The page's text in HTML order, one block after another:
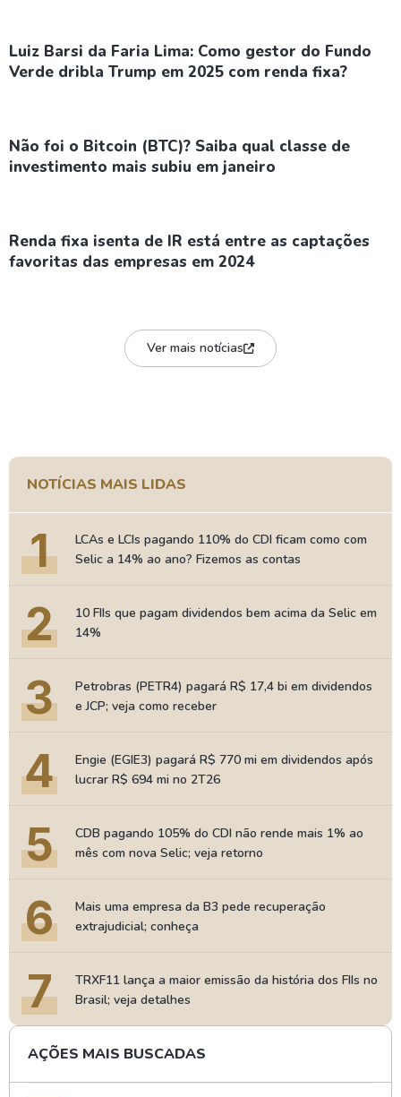
Luiz Barsi da Faria Lima: Como gestor do Fundo
Verde dribla Trump em 2025 com renda fixa?
Não foi o Bitcoin (BTC)? Saiba qual classe de
investimento mais subiu em janeiro
Renda fixa isenta de IR está entre as captações
favoritas das empresas em 2024
Ver mais notícias
NOTÍCIAS MAIS LIDAS
1
LCAs e LCIs pagando 110% do CDI ficam como com
Selic a 14% ao ano? Fizemos as contas
2
10 FIIs que pagam dividendos bem acima da Selic em
14%
3
Petrobras (PETR4) pagará R$ 17,4 bi em dividendos
e JCP; veja como receber
4
Engie (EGIE3) pagará R$ 770 mi em dividendos após
lucrar R$ 694 mi no 2T26
5
CDB pagando 105% do CDI não rende mais 1% ao
mês com nova Selic; veja retorno
6
Mais uma empresa da B3 pede recuperação
extrajudicial; conheça
7
TRXF11 lança a maior emissão da história dos FIIs no
Brasil; veja detalhes
AÇÕES MAIS BUSCADAS